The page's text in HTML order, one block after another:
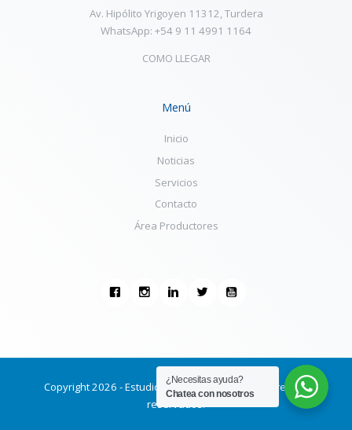
Av. Hipólito Yrigoyen 11312, Turdera
WhatsApp: +54 9 11 4991 1164
COMO LLEGAR
Menú
Inicio
Noticias
Servicios
Contacto
Área Productores
Copyright 2026 -Estudio Etchevers. Todos los derechos
reservados.
¿Necesitas ayuda?
Chatea con nosotros